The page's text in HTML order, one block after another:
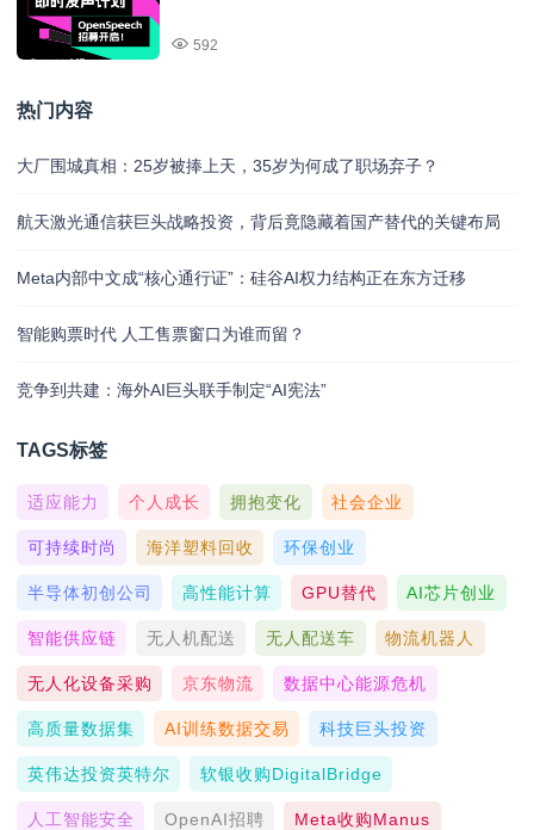
592
热门内容
大厂围城真相：25岁被捧上天，35岁为何成了职场弃子？
航天激光通信获巨头战略投资，背后竟隐藏着国产替代的关键布局
Meta内部中文成“核心通行证”：硅谷AI权力结构正在东方迁移
智能购票时代 人工售票窗口为谁而留？
竞争到共建：海外AI巨头联手制定“AI宪法”
TAGS标签
适应能力 个人成长 拥抱变化 社会企业
可持续时尚 海洋塑料回收 环保创业
半导体初创公司 高性能计算 GPU替代 AI芯片创业
智能供应链 无人机配送 无人配送车 物流机器人
无人化设备采购 京东物流 数据中心能源危机
高质量数据集 AI训练数据交易 科技巨头投资
英伟达投资英特尔 软银收购DigitalBridge
人工智能安全 OpenAI招聘 Meta收购Manus